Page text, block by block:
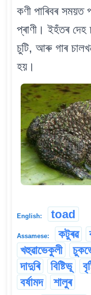
কণী পাৰিবৰ সময়ত
প্ৰাণী। ইহঁতৰ দেহ
চুটি, আৰু গাৰ
হয়।
English: toad
Assamese: কটুৰৱ
খহুৱাভেকুলী
দাদুৰি
বিষ্টিভূ
বৰ্ষামদ
শালুৰ